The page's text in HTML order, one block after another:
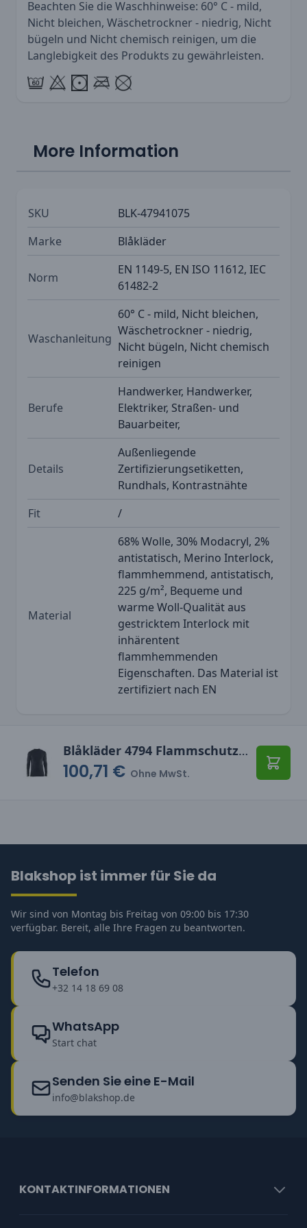
Beachten Sie die Waschhinweise: 60° C - mild,
Nicht bleichen, Wäschetrockner - niedrig, Nicht
bügeln und Nicht chemisch reinigen, um die
Langlebigkeit des Produkts zu gewährleisten.
More Information
SKU
BLK-47941075
Marke
Blåkläder
Norm
EN 1149-5, EN ISO 11612, IEC
61482-2
Waschanleitung
60° C - mild, Nicht bleichen,
Wäschetrockner - niedrig,
Nicht bügeln, Nicht chemisch
reinigen
Berufe
Handwerker, Handwerker,
Elektriker, Straßen- und
Bauarbeiter,
Details
Außenliegende
Zertifizierungsetiketten,
Rundhals, Kontrastnähte
Fit
/
Material
68% Wolle, 30% Modacryl, 2%
antistatisch, Merino Interlock,
flammhemmend, antistatisch,
225 g/m², Bequeme und
warme Woll-Qualität aus
gestricktem Interlock mit
inhärentent
flammhemmenden
Eigenschaften. Das Material ist
zertifiziert nach EN
Blåkläder 4794 Flammschutz Unterhemd, 68% Merinowolle
100,71 € Ohne MwSt. In
Blakshop ist immer für Sie da
Wir sind von Montag bis Freitag von 09:00 bis 17:30
verfügbar. Bereit, alle Ihre Fragen zu beantworten.
Telefon
+32 14 18 69 08
WhatsApp
Start chat
Senden Sie eine E-Mail
info@blakshop.de
KONTAKTINFORMATIONEN